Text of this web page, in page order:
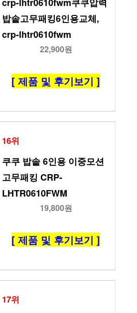
밥솥고무패킹6인용교체,
crp-lhtr0610fwm
22,900원
[ 제품 및 후기보기 ]
16위
쿠쿠 밥솥 6인용 이중모션
고무패킹 CRP-
LHTR0610FWM
19,800원
[ 제품 및 후기보기 ]
17위